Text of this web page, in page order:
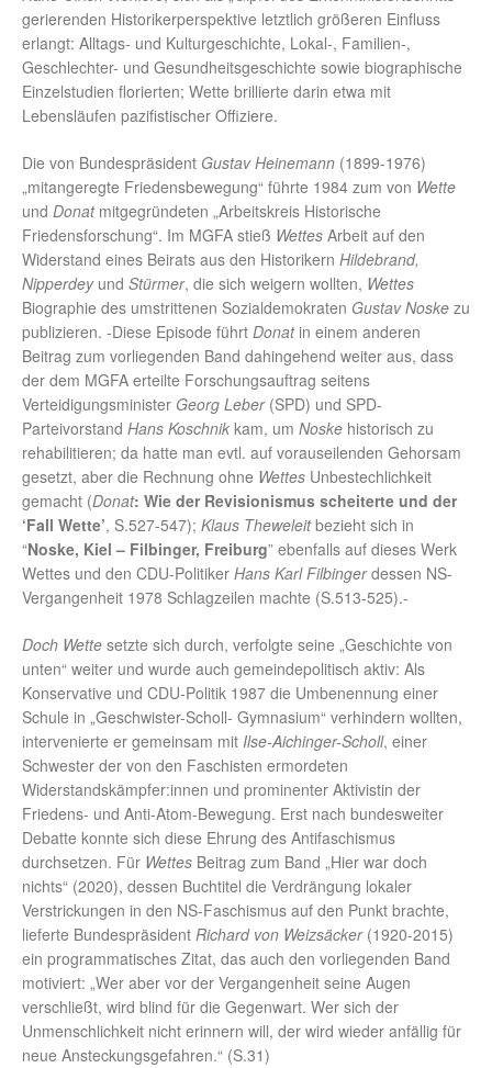
gerierenden Historikerperspektive letztlich größeren Einfluss
erlangt: Alltags- und Kulturgeschichte, Lokal-, Familien-,
Geschlechter- und Gesundheitsgeschichte sowie biographische
Einzelstudien florierten; Wette brillierte darin etwa mit
Lebensläufen pazifistischer Offiziere.
Die von Bundespräsident Gustav Heinemann (1899-1976)
„mitangeregte Friedensbewegung“ führte 1984 zum von Wette
und Donatmitgegründeten „Arbeitskreis Historische
Friedensforschung“. Im MGFA stieß Wettes Arbeit auf den
Widerstand eines Beirats aus den Historikern Hildebrand,
Nipperdey und Stürmer, die sich weigern wollten, Wettes
Biographie des umstrittenen Sozialdemokraten Gustav Noske zu
publizieren. -Diese Episode führt Donatin einem anderen
Beitrag zum vorliegenden Band dahingehend weiter aus, dass
der dem MGFA erteilte Forschungsauftrag seitens
Verteidigungsminister Georg Leber(SPD) und SPD-
Parteivorstand Hans Koschnik kam, um Noske historisch zu
rehabilitieren; da hatte man evtl. auf vorauseilenden Gehorsam
gesetzt, aber die Rechnung ohne Wettes Unbestechlichkeit
gemacht (Donat: Wie der Revisionismus scheiterte und der
‘Fall Wette’, S.527-547); Klaus Theweleitbezieht sich in
“Noske, Kiel – Filbinger, Freiburg” ebenfalls auf dieses Werk
Wettes und den CDU-Politiker Hans Karl Filbingerdessen NS-
Vergangenheit 1978 Schlagzeilen machte (S.513-525).-
Doch Wette setzte sich durch, verfolgte seine „Geschichte von
unten“ weiter und wurde auch gemeindepolitisch aktiv: Als
Konservative und CDU-Politik 1987 die Umbenennung einer
Schule in „Geschwister-Scholl- Gymnasium“ verhindern wollten,
intervenierte er gemeinsam mit Ilse-Aichinger-Scholl, einer
Schwester der von den Faschisten ermordeten
Widerstandskämpfer:innen und prominenter Aktivistin der
Friedens- und Anti-Atom-Bewegung. Erst nach bundesweiter
Debatte konnte sich diese Ehrung des Antifaschismus
durchsetzen. Für Wettes Beitrag zum Band „Hier war doch
nichts“ (2020), dessen Buchtitel die Verdrängung lokaler
Verstrickungen in den NS-Faschismus auf den Punkt brachte,
lieferte Bundespräsident Richard von Weizsäcker(1920-2015)
ein programmatisches Zitat, das auch den vorliegenden Band
motiviert: „Wer aber vor der Vergangenheit seine Augen
verschließt, wird blind für die Gegenwart. Wer sich der
Unmenschlichkeit nicht erinnern will, der wird wieder anfällig für
neue Ansteckungsgefahren.“ (S.31)